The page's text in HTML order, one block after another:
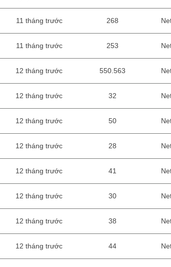
11 tháng trước 268
11 tháng trước 253
12 tháng trước 550.563
12 tháng trước 32
12 tháng trước 50
12 tháng trước 28
12 tháng trước 41
12 tháng trước 30
12 tháng trước 38
12 tháng trước 44